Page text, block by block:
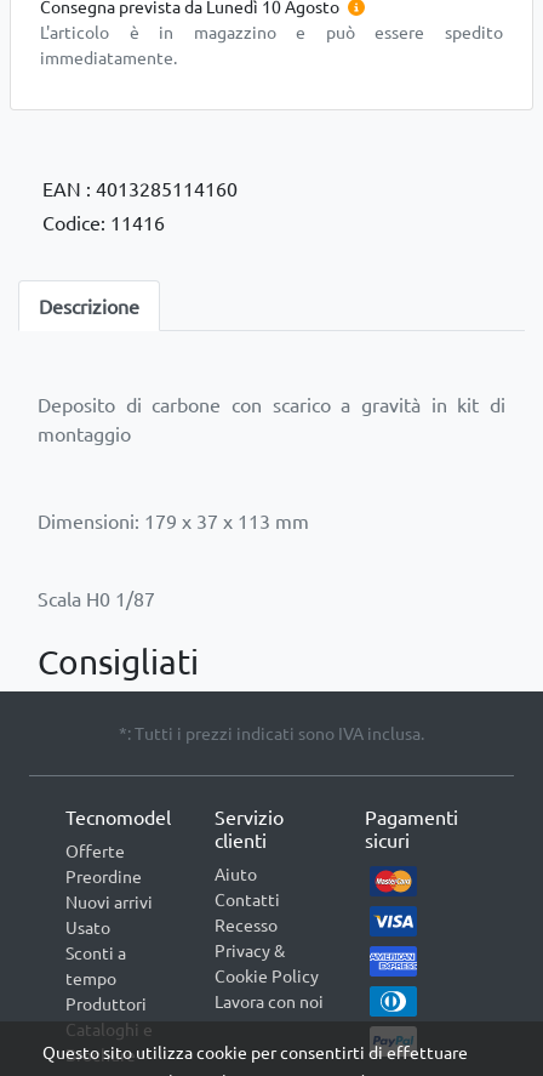
Consegna prevista da Lunedì 10 Agosto
L'articolo è in magazzino e può essere spedito
immediatamente.
EAN : 4013285114160
Codice: 11416
Descrizione
Deposito di carbone con scarico a gravità in kit di
montaggio
Consigliati
*: Tutti i prezzi indicati sono IVA inclusa.
Tecnomodel
Offerte
Preordine
Nuovi arrivi
Usato
Sconti a
tempo
Produttori
Cataloghi e
Brochure
Servizio
clienti
Aiuto
Contatti
Recesso
Privacy &
Cookie Policy
Lavora con noi
Pagamenti
sicuri
Questo sito utilizza cookie per consentirti di effettuare